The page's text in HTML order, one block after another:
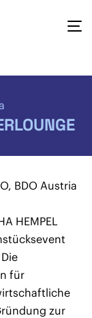
BDO Austria
HEMPEL
für
zur